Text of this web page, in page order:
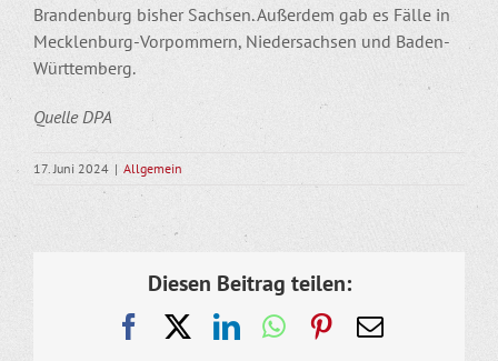
Brandenburg bisher Sachsen. Außerdem gab es Fälle in
Mecklenburg-Vorpommern, Niedersachsen und Baden-
Württemberg.
Quelle DPA
17. Juni 2024 | Allgemein
Diesen Beitrag teilen:
FacebookLinkedInWhatsApp
Pinterest
E-